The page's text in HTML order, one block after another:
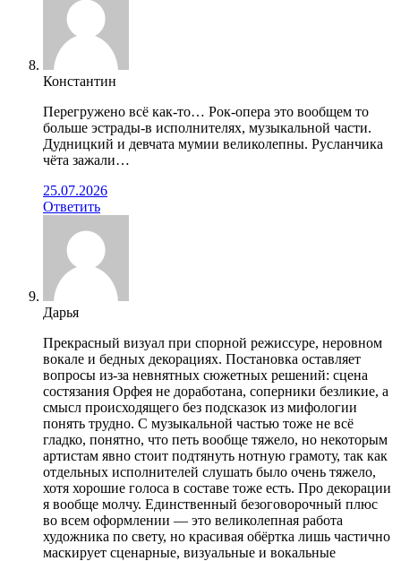
Константин
Перегружено всё как-то… Рок-опера это вообщем то
больше эстрады-в исполнителях, музыкальной части.
Дудницкий и девчата мумии великолепны. Русланчика
чёта зажали…
25.07.2026
Ответить
Дарья
Прекрасный визуал при спорной режиссуре, неровном
вокале и бедных декорациях. Постановка оставляет
вопросы из-за невнятных сюжетных решений: сцена
состязания Орфея не доработана, соперники безликие, а
смысл происходящего без подсказок из мифологии
понять трудно. С музыкальной частью тоже не всё
гладко, понятно, что петь вообще тяжело, но некоторым
артистам явно стоит подтянуть нотную грамоту, так как
отдельных исполнителей слушать было очень тяжело,
хотя хорошие голоса в составе тоже есть. Про декорации
я вообще молчу. Единственный безоговорочный плюс
во всем оформлении — это великолепная работа
художника по свету, но красивая обёртка лишь частично
маскирует сценарные, визуальные и вокальные